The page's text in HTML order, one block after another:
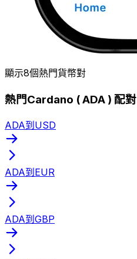
顯示8個熱門貨幣對
熱門Cardano ( ADA ) 配對
ADA到USD
ADA到EUR
ADA到GBP